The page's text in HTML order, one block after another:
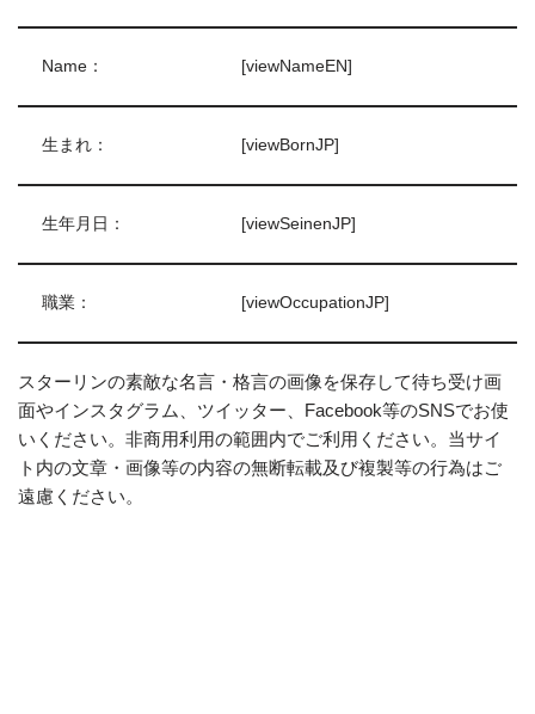
Name： [viewNameEN]
生まれ： [viewBornJP]
生年月日： [viewSeinenJP]
職業： [viewOccupationJP]
スターリンの素敵な名言・格言の画像を保存して待ち受け画
面やインスタグラム、ツイッター、Facebook等のSNSでお使
いください。非商用利用の範囲内でご利用ください。当サイ
ト内の文章・画像等の内容の無断転載及び複製等の行為はご
遠慮ください。